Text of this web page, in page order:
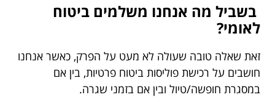
בשביל מה אנחנו משלמים ביטוח
לאומי?
זאת שאלה טובה שעולה לא מעט על הפרק, כאשר אנחנו
חושבים על רכישת פוליסות ביטוח פרטיות, בין אם
במסגרת חופשה/טיול ובין אם בזמני שגרה.